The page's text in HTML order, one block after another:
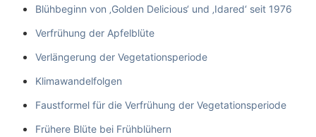
Blühbeginn von ‚Golden Delicious‘ und ‚Idared‘ seit 1976
Verfrühung der Apfelblüte
Verlängerung der Vegetationsperiode
Klimawandelfolgen
Faustformel für die Verfrühung der Vegetationsperiode
Frühere Blüte bei Frühblühern